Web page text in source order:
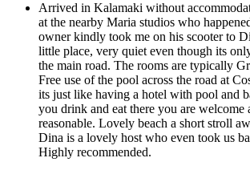
Arrived in Kalamaki without
at the nearby Maria studios who
owner kindly took me on his scooter to
little place, very quiet even though its
the main road. The rooms are typically
Free use of the pool across the road at
its just like having a hotel with pool and
you drink and eat there you are welcome
reasonable. Lovely beach a short stroll
Dina is a lovely host who even took us
Highly recommended.